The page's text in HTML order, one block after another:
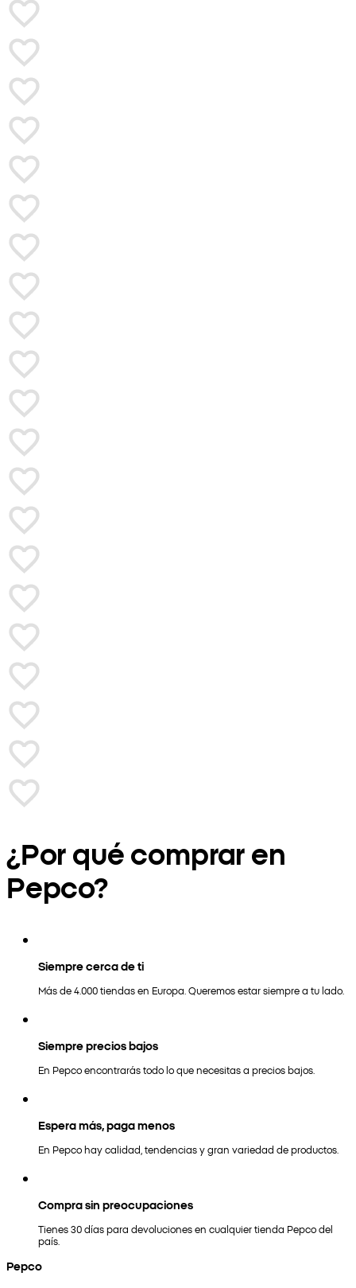
¿Por qué comprar en
Pepco?
Siempre cerca de ti
Más de 4.000 tiendas en Europa. Queremos estar siempre a tu lado.
Siempre precios bajos
En Pepco encontrarás todo lo que necesitas a precios bajos.
Espera más, paga menos
En Pepco hay calidad, tendencias y gran variedad de productos.
Compra sin preocupaciones
Tienes 30 días para devoluciones en cualquier tienda Pepco del
país.
Pepco